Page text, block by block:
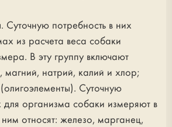
потребность в них
из расчета веса собаки
В эту группу включают
натрий, калий и хлор;
Суточную
для организма собаки измеряют в
относят: железо, марганец,